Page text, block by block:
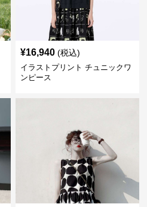
¥16,940 (税込)
イラストプリント チュニックワ
ンピース